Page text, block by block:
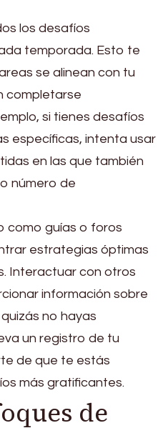
los desafíos
temporada. Esto te
se alinean con tu
completarse
si tienes desafíos
específicas, intenta usar
en las que también
número de
como guías o foros
estrategias óptimas
Interactuar con otros
información sobre
no hayas
un registro de tu
de que te estás
más gratificantes.
de